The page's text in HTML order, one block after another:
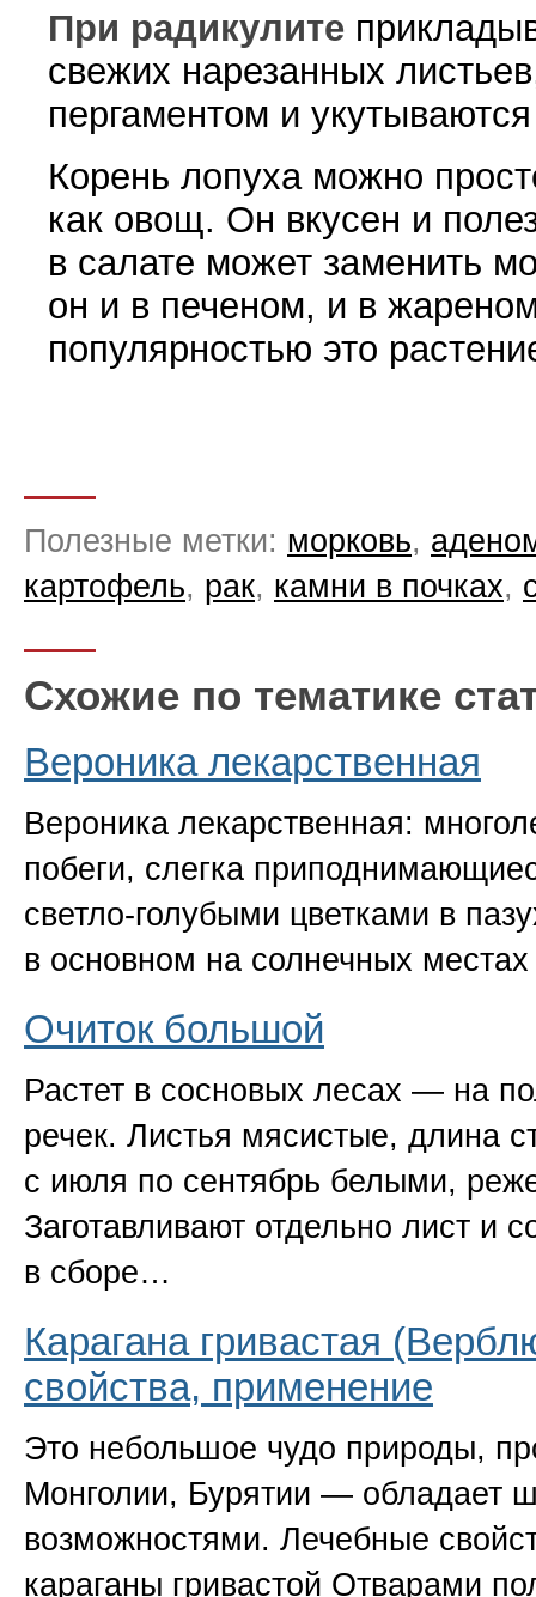
При радикулите
свежих нарезанных
пергаментом и
Корень лопуха можно
как овощ. Он вкусен и
в салате может заменить
он и в печеном, и в
популярностью это
Полезные метки: морковь,
картофель, рак, камни в почках,
Схожие по тематике
Вероника лекарственная
Вероника лекарственная:
побеги, слегка
светло-голубыми цветками в
в основном на солнечных
Очиток большой
Растет в сосновых лесах — на
речек. Листья мясистые, длина
с июля по сентябрь белыми,
Заготавливают отдельно лист и
в сборе…
Карагана гривастая
свойства, применение
Это небольшое чудо природы,
Монголии, Бурятии — обладает
возможностями. Лечебные
караганы гривастой Отварами